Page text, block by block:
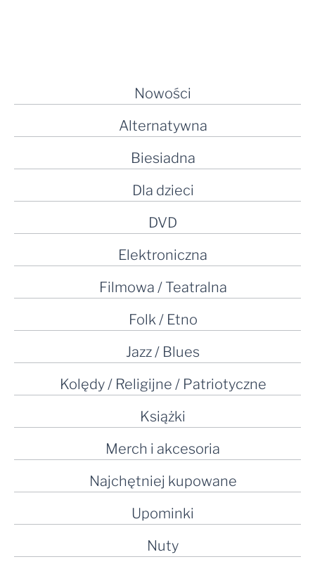
Nowości
Alternatywna
Biesiadna
Dla dzieci
DVD
Elektroniczna
Filmowa / Teatralna
Folk / Etno
Jazz / Blues
Kolędy / Religijne / Patriotyczne
Książki
Merch i akcesoria
Najchętniej kupowane
Upominki
Nuty